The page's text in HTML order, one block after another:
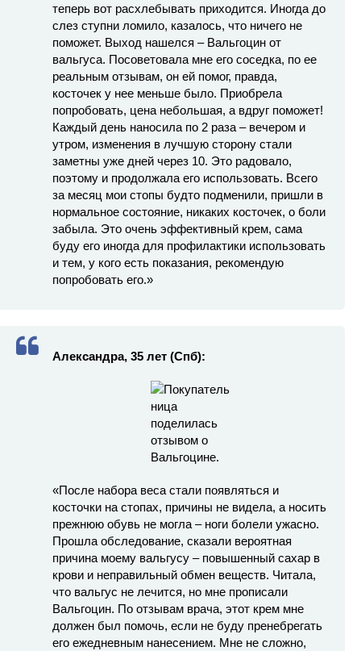
теперь вот расхлебывать приходится. Иногда до
слез ступни ломило, казалось, что ничего не
поможет. Выход нашелся – Вальгоцин от
вальгуса. Посоветовала мне его соседка, по ее
реальным отзывам, он ей помог, правда,
косточек у нее меньше было. Приобрела
попробовать, цена небольшая, а вдруг поможет!
Каждый день наносила по 2 раза – вечером и
утром, изменения в лучшую сторону стали
заметны уже дней через 10. Это радовало,
поэтому и продолжала его использовать. Всего
за месяц мои стопы будто подменили, пришли в
нормальное состояние, никаких косточек, о боли
забыла. Это очень эффективный крем, сама
буду его иногда для профилактики использовать
и тем, у кого есть показания, рекомендую
попробовать его.»
Александра, 35 лет (Спб):
«После набора веса стали появляться и
косточки на стопах, причины не видела, а носить
прежнюю обувь не могла – ноги болели ужасно.
Прошла обследование, сказали вероятная
причина моему вальгусу – повышенный сахар в
крови и неправильный обмен веществ. Читала,
что вальгус не лечится, но мне прописали
Вальгоцин. По отзывам врача, этот крем мне
должен был помочь, если не буду пренебрегать
его ежедневным нанесением. Мне не сложно,